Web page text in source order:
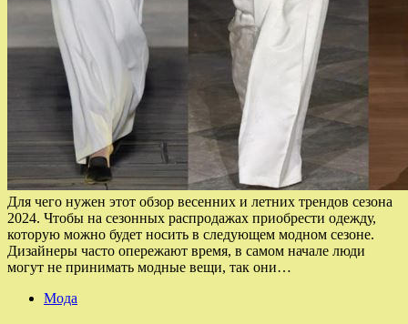
Для чего нужен этот обзор весенних и летних трендов сезона
2024. Чтобы на сезонных распродажах приобрести одежду,
которую можно будет носить в следующем модном сезоне.
Дизайнеры часто опережают время, в самом начале люди
могут не принимать модные вещи, так они…
Мода